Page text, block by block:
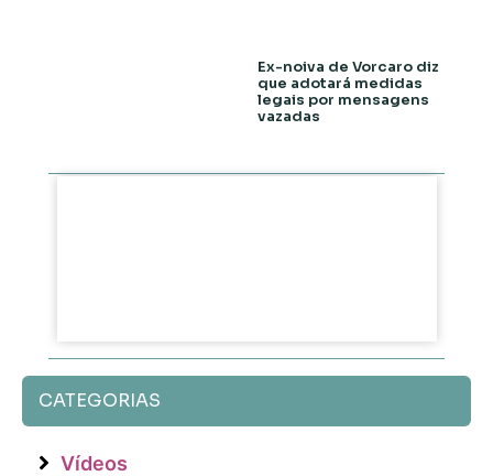
Ex-noiva de Vorcaro diz
que adotará medidas
legais por mensagens
vazadas
CATEGORIAS
Vídeos